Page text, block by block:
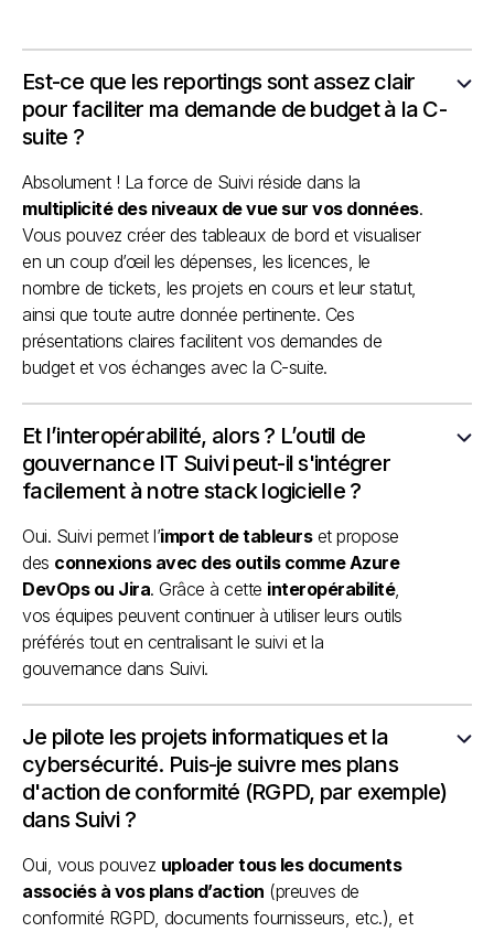
Est-ce que les reportings sont assez clair
pour faciliter ma demande de budget à la C-
suite ?
Absolument ! La force de Suivi réside dans la
multiplicité des niveaux de vue sur vos données.
Vous pouvez créer des tableaux de bord et visualiser
en un coup d’œil les dépenses, les licences, le
nombre de tickets, les projets en cours et leur statut,
ainsi que toute autre donnée pertinente. Ces
présentations claires facilitent vos demandes de
budget et vos échanges avec la C-suite.
Et l’interopérabilité, alors ? L’outil de
gouvernance IT Suivi peut-il s'intégrer
facilement à notre stack logicielle ?
Oui. Suivi permet l’import de tableurset propose
des connexions avec des outils comme Azure
DevOps ou Jira. Grâce à cette interopérabilité,
vos équipes peuvent continuer à utiliser leurs outils
préférés tout en centralisant le suivi et la
gouvernance dans Suivi.
Je pilote les projets informatiques et la
cybersécurité. Puis-je suivre mes plans
d'action de conformité (RGPD, par exemple)
dans Suivi ?
Oui, vous pouvez uploader tous les documents
associés à vos plans d’action (preuves de
conformité RGPD, documents fournisseurs, etc.), et